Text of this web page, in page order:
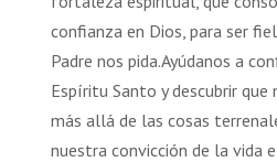
confianza en Dios, para ser
Padre nos pida.Ayúdanos a
Espíritu Santo y descubrir que
más allá de las cosas
nuestra convicción de la vida